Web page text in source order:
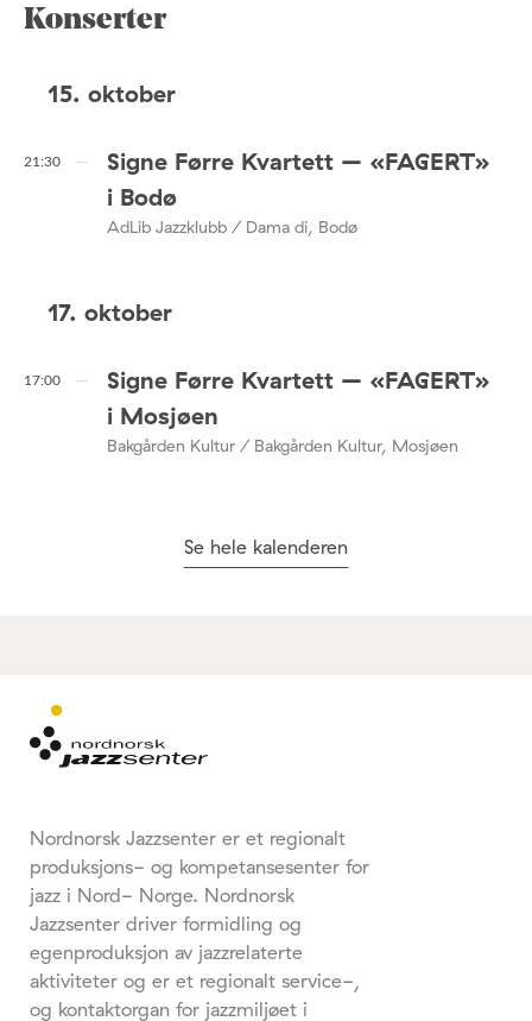
Konserter
15. oktober
21:30
Signe Førre Kvartett – «FAGERT»
i Bodø
AdLib Jazzklubb / Dama di, Bodø
17. oktober
17:00
Signe Førre Kvartett – «FAGERT»
i Mosjøen
Bakgården Kultur / Bakgården Kultur, Mosjøen
Se hele kalenderen
Nordnorsk Jazzsenter er et regionalt
produksjons- og kompetansesenter for
jazz i Nord- Norge. Nordnorsk
Jazzsenter driver formidling og
egenproduksjon av jazzrelaterte
aktiviteter og er et regionalt service-,
og kontaktorgan for jazzmiljøet i